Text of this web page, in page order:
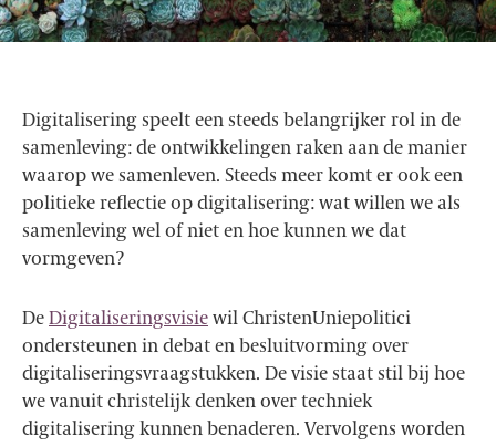
Digitalisering speelt een steeds belangrijker rol in de
samenleving: de ontwikkelingen raken aan de manier
waarop we samenleven. Steeds meer komt er ook een
politieke reflectie op digitalisering: wat willen we als
samenleving wel of niet en hoe kunnen we dat
vormgeven?
DeDigitaliseringsvisiewil ChristenUniepolitici
ondersteunen in debat en besluitvorming over
digitaliseringsvraagstukken. De visie staat stil bij hoe
we vanuit christelijk denken over techniek
digitalisering kunnen benaderen. Vervolgens worden